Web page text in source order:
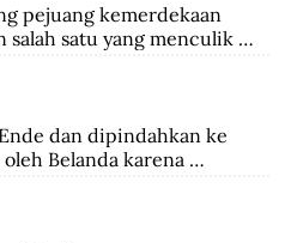
pejuang kemerdekaan
salah satu yang menculik
Rengasdengklok.
dan dipindahkan ke
Belanda karena
pemerintahan Belanda.